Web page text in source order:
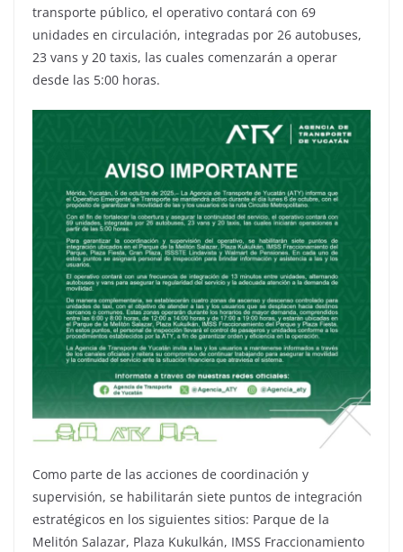
transporte público, el operativo contará con 69
unidades en circulación, integradas por 26 autobuses,
23 vans y 20 taxis, las cuales comenzarán a operar
desde las 5:00 horas.
Como parte de las acciones de coordinación y
supervisión, se habilitarán siete puntos de integración
estratégicos en los siguientes sitios: Parque de la
Melitón Salazar, Plaza Kukulkán, IMSS Fraccionamiento